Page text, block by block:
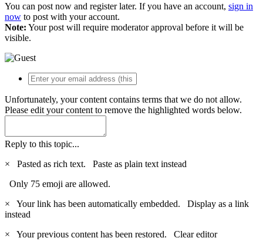
You can post now and register later. If you have an account, sign in
now to post with your account.
Note: Your post will require moderator approval before it will be
visible.
Unfortunately, your content contains terms that we do not allow.
Please edit your content to remove the highlighted words below.
Reply to this topic...
×
Pasted as rich text. Paste as plain text instead
Only 75 emoji are allowed.
×
Your link has been automatically embedded. Display as a link
instead
×
Your previous content has been restored. Clear editor